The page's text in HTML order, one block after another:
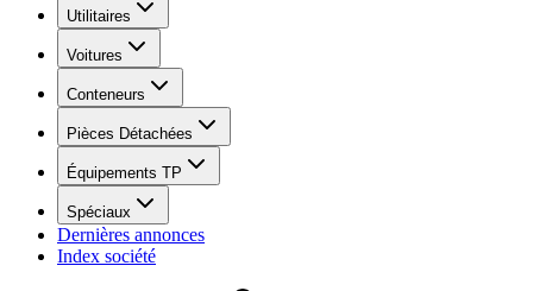
Utilitaires
Voitures
Conteneurs
Pièces Détachées
Équipements TP
Spéciaux
Dernières annonces
Index société